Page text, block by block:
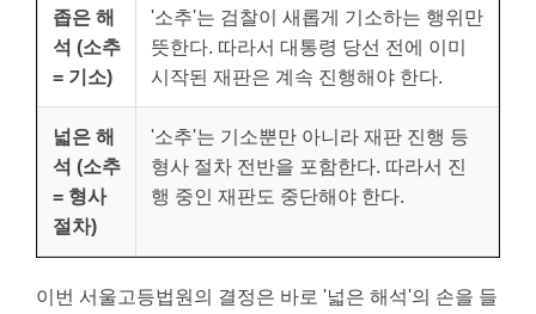
좁은 해
석 (소추
= 기소)
'소추'는 검찰이 새롭게 기소하는 행위만
뜻한다. 따라서 대통령 당선 전에 이미
시작된 재판은 계속 진행해야 한다.
넓은 해
석 (소추
= 형사
절차)
'소추'는 기소뿐만 아니라 재판 진행 등
형사 절차 전반을 포함한다. 따라서 진
행 중인 재판도 중단해야 한다.
이번 서울고등법원의 결정은 바로 '넓은 해석'의 손을 들